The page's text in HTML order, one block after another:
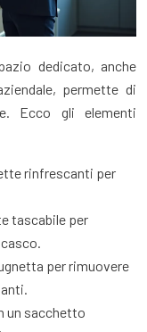
dedicato, anche
permette di
Ecco gli elementi
rinfrescanti per
tascabile per
per rimuovere
un sacchetto